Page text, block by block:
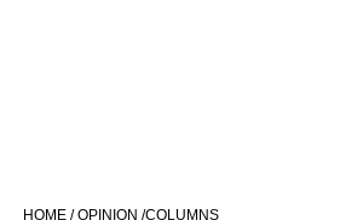
HOME /OPINION /COLUMNS